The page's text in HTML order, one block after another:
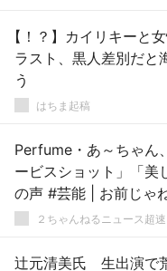
【！？】カイリキーと
ラスト、黒人差別だと
う
はちま起稿
Perfume・あ～ちゃん
ービスショット」「美
の声 #芸能 | お前
２ちゃんねるニュース超
辻元清美氏 生出演で